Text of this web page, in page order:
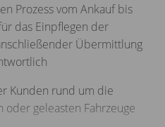
Prozess vom Ankauf bis
das Einpflegen der
Übermittlung
Kunden rund um die
geleasten Fahrzeuge